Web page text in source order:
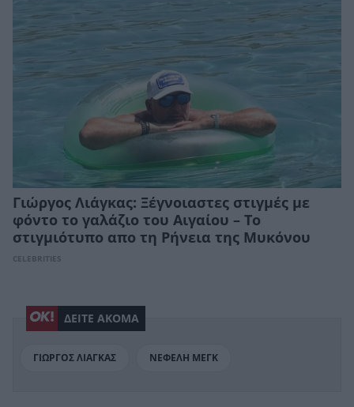
Γιώργος Λιάγκας: Ξέγνοιαστες στιγμές με
φόντο το γαλάζιο του Αιγαίου – Το
στιγμιότυπο απο τη Ρήνεια της Μυκόνου
CELEBRITIES
ΔΕΙΤΕ ΑΚΟΜΑ
ΓΙΩΡΓΟΣ ΛΙΑΓΚΑΣ ΝΕΦΕΛΗ ΜΕΓΚ